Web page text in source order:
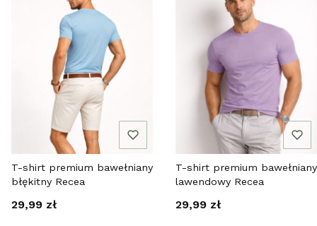
T-shirt premium bawełniany
błękitny Recea
Cena
29,99 zł
T-shirt premium bawełniany
lawendowy Recea
Cena
29,99 zł